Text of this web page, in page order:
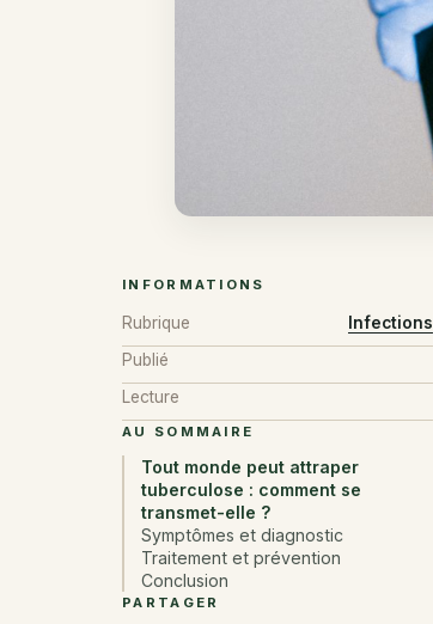
INFORMATIONS
Rubrique
Infections
Publié
Lecture
AU SOMMAIRE
Tout monde peut attraper
tuberculose : comment se
transmet-elle ?
Symptômes et diagnostic
Traitement et prévention
Conclusion
PARTAGER